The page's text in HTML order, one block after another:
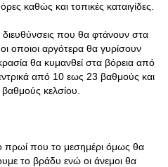
καθώς και τοπικές καταιγίδες.
που θα φτάνουν στα
οποιοι αργότερα θα γυρίσουν
θα κυμανθεί στα βόρεια από
από 10 εως 23 βαθμούς και
κελσίου.
πρωί που το μεσημέρι όμως θα
το βράδυ ενώ οι άνεμοι θα